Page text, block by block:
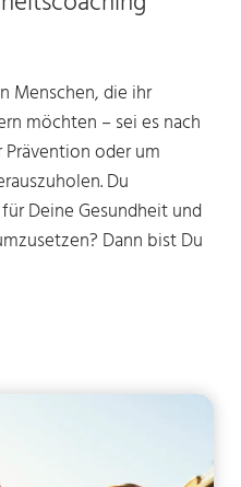
Menschen, die ihr
möchten – sei es nach
oder um
Du
Deine Gesundheit und
Dann bist Du